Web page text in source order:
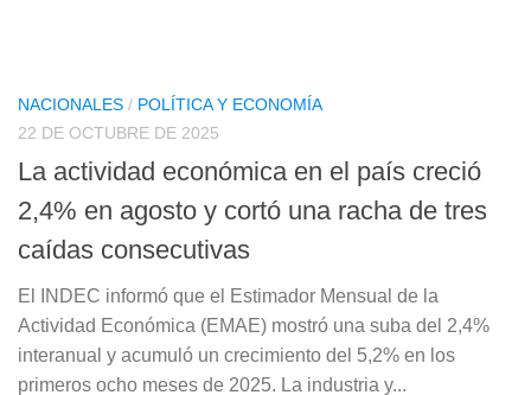
NACIONALES / POLÍTICA Y ECONOMÍA
22 DE OCTUBRE DE 2025
La actividad económica en el país creció
2,4% en agosto y cortó una racha de tres
caídas consecutivas
El INDEC informó que el Estimador Mensual de la
Actividad Económica (EMAE) mostró una suba del 2,4%
interanual y acumuló un crecimiento del 5,2% en los
primeros ocho meses de 2025. La industria y...